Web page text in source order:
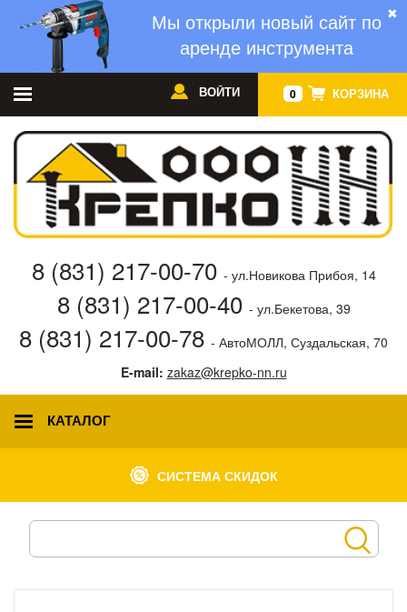
✖
Мы открыли новый сайт по
аренде инструмента
0 КОРЗИНА
ВОЙТИ
8 (831) 217-00-70 - ул.Новикова Прибоя, 14
8 (831) 217-00-40 - ул.Бекетова, 39
8 (831) 217-00-78 - АвтоМОЛЛ, Суздальская, 70
E-mail: zakaz@krepko-nn.ru
КАТАЛОГ
СИСТЕМА СКИДОК